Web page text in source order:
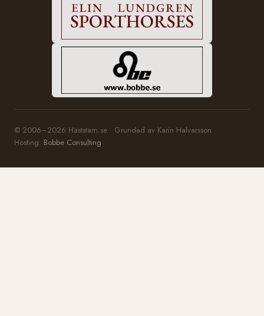
© 2006–2026 Häststam.se · Grundad av Karin Halvarsson
Hosting: Bobbe Consulting